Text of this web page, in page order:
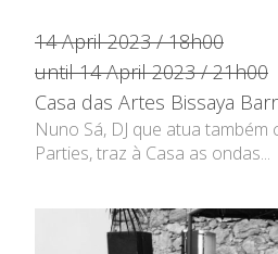
14 April 2023 / 18h00
until 14 April 2023 / 21h00
Casa das Artes Bissaya
Nuno Sá, DJ que atua também
Parties, traz à Casa as ondas...